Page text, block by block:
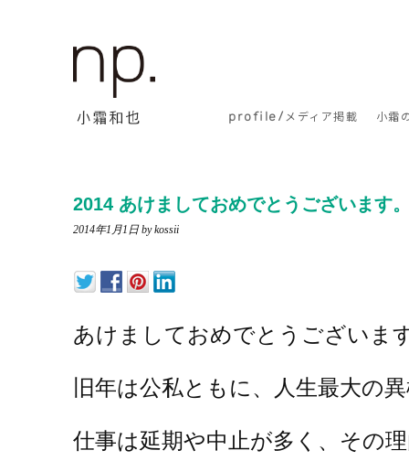
profile/ メディア掲載 小霜
2014 あけましておめでとうございます
2014年1月1日 by kossii
あけましておめでとうございま
旧年は公私ともに、人生最大の
仕事は延期や中止が多く、その